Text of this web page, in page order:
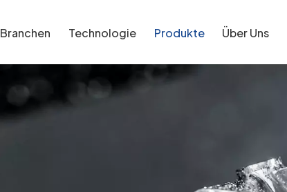
Branchen Technologie Produkte Über Uns